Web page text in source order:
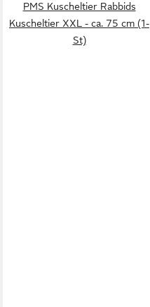
PMS Kuscheltier Rabbids
Kuscheltier XXL - ca. 75 cm (1-
St)